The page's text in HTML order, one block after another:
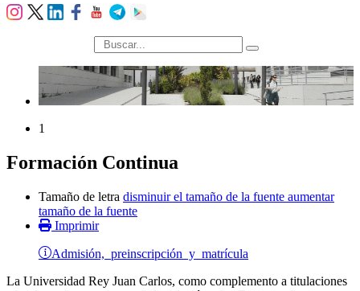
búsqueda
1
Formación Continua
Tamaño de letra disminuir el tamaño de la fuente aumentar
tamaño de la fuente
Imprimir
Admisión, preinscripción y matrícula
La Universidad Rey Juan Carlos, como complemento a titulaciones